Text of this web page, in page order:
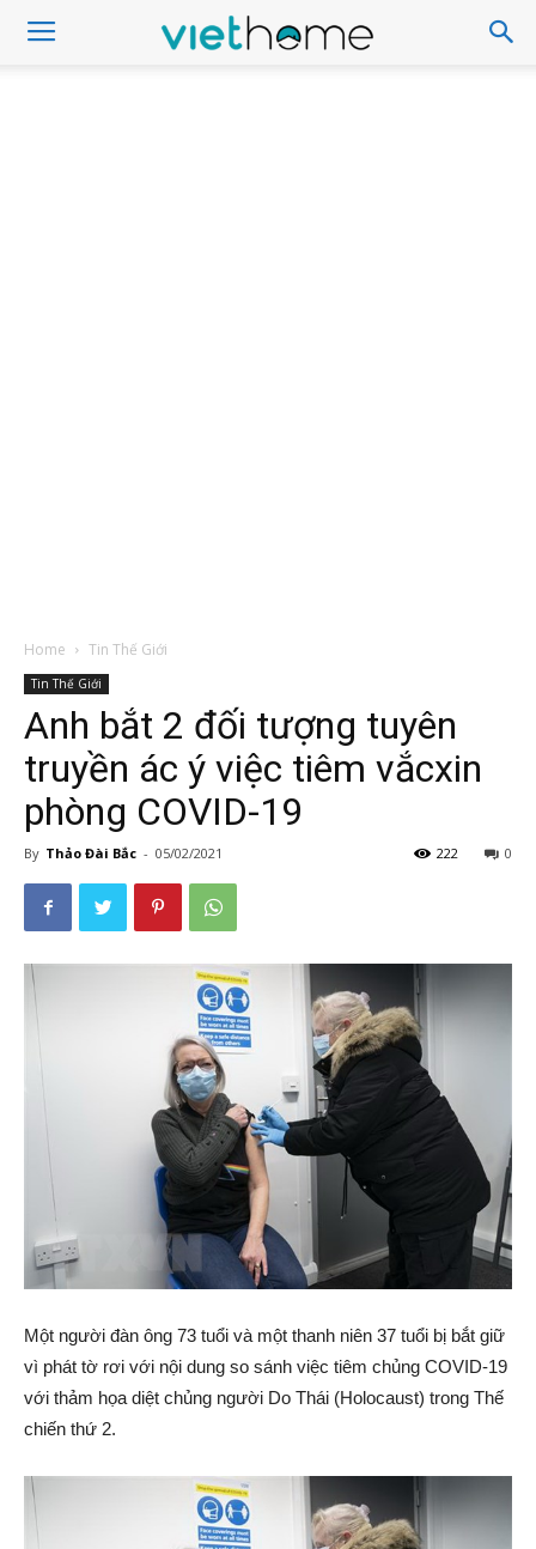
Home Tin Thế Giới
Tin Thế Giới
Anh bắt 2 đối tượng tuyên
truyền ác ý việc tiêm vắcxin
phòng COVID-19
By Thảo Đài Bắc - 05/02/2021 0
222
Một người đàn ông 73 tuổi và một thanh niên 37 tuổi bị bắt giữ
vì phát tờ rơi với nội dung so sánh việc tiêm chủng COVID-19
với thảm họa diệt chủng người Do Thái (Holocaust) trong Thế
chiến thứ 2.